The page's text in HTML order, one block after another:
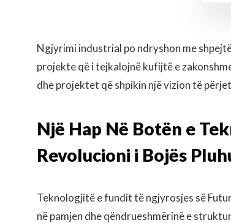
Ngjyrimi industrial po ndryshon me
projekte që i tejkalojnë kufijtë e
dhe projektet që shpikin një vizion të
Një Hap Në Botën e
Revolucioni i Bojës
Teknologjitë e fundit të ngjyrosjes së
në pamjen dhe qëndrueshmërinë e